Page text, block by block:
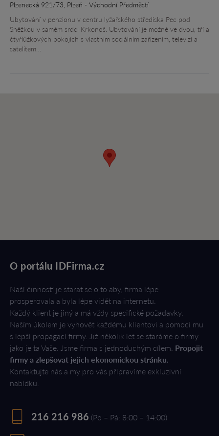
Plzenecká 921/73, Plzeň - Východní Předměstí
Ubytování v penzionu v centru lyžařského střediska Pec pod
Sněžkou v samém srdci Krkonoš. Ubytování je možné ve dvou, tří a
čtyřlůžkových pokojích s vlastním sociálním zařízením, televizí a
satelitem…
O portálu IDFirma.cz
Naší činností je starat se o to aby, firma lépe
prosperovala a byla lépe vidět na internetu.
Každý klient je jiný a má vždy specifické požadavky.
Naším úkolem je vyhovět každému klientovi a pomoci mu
s lepší propagací firmy. Již několik let se staráme o firmy
jako je ta Vaše. Jsme firma s jednoduchým cílem. Propojit
firmy a zlepšovat jejich ekonomickou stránku.
Kontaktujte nás a my pro vás připravíme exkluzivní
nabídku.
216 216 986 (Po – Pá: 8:00 – 14:00)